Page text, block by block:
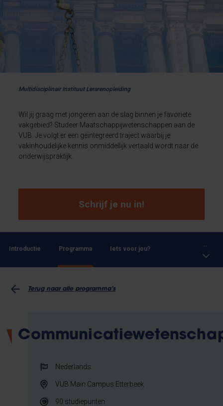
Multidisciplinair Instituut Lerarenopleiding
Wil jij graag met jongeren aan de slag binnen je favoriete
vakgebied? Studeer Maatschappijwetenschappen aan de
VUB. Je volgt er een geïntegreerd traject waarbij je
vakinhoudelijke kennis onmiddellijk vertaald wordt naar de
onderwijspraktijk.
Schrijf je nu in!
Introductie Programma Iets voor jou?
Terug naar alle programma's
Nederlands
VUB Main Campus Etterbeek
90 studiepunten